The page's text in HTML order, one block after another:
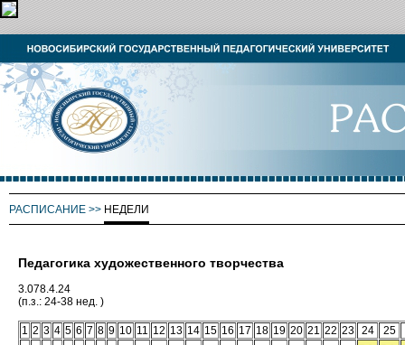
РАСПИСАНИЕ >> НЕДЕЛИ
Педагогика художественного творчества
3.078.4.24
(п.з.: 24-38 нед. )
1 2 3 4 5 6 7 8 9 10 11 12 13 14 15 16 17 18 19 20 21 22 23 24 25